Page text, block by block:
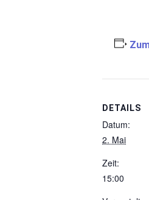
DETAILS
Datum:
2. Mai
Zeit:
15:00